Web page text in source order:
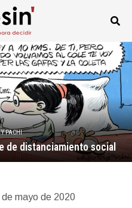
PACHI
de distanciamiento social
de mayo de 2020